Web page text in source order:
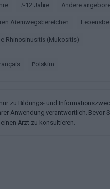
7-12 Jahre Andere
Atemwegsbereichen
Rhinosinusitis (Mukositis)
français polskim
zu Bildungs- und
Anwendung verantwortlich. Bevor
Arzt zu konsultieren.